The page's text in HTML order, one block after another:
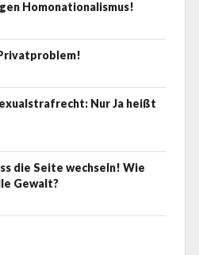
Homonationalismus!
Nur Ja heißt
die Seite wechseln! Wie
Gewalt?